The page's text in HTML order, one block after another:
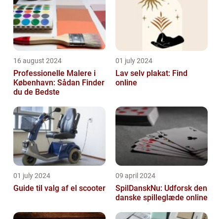
16 august 2024
Professionelle Malere i
København: Sådan Finder
du de Bedste
01 july 2024
Lav selv plakat: Find
online
01 july 2024
Guide til valg af el scooter
09 april 2024
SpilDanskNu: Udforsk den
danske spilleglæde online